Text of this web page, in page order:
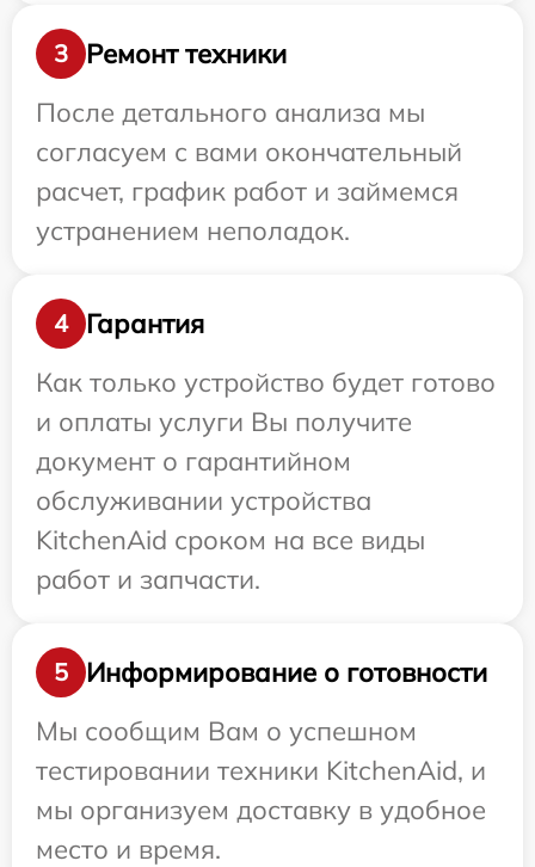
3
Ремонт техники
После детального анализа мы
согласуем с вами окончательный
расчет, график работ и займемся
устранением неполадок.
4
Гарантия
Как только устройство будет готово
и оплаты услуги Вы получите
документ о гарантийном
обслуживании устройства
KitchenAid сроком на все виды
работ и запчасти.
5
Информирование о готовности
Мы сообщим Вам о успешном
тестировании техники KitchenAid, и
мы организуем доставку в удобное
место и время.